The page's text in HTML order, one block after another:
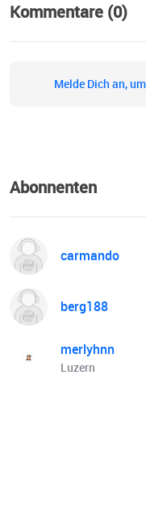
Kommentare (0)
Melde Dich an,
Abonnenten
carmando
berg188
merlyhnn
Luzern